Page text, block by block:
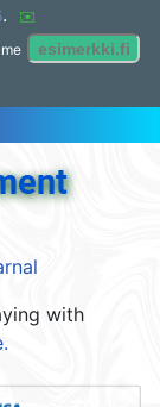
.
✉️
with